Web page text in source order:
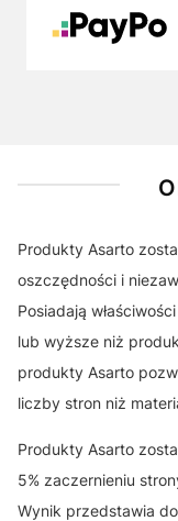
Produkty Asarto
oszczędności i
Posiadają
lub wyższe niż
produkty Asarto
liczby stron niż
Produkty Asarto
5% zaczernieniu
Wynik przedstawia